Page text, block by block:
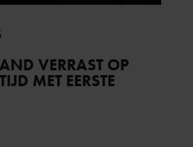
VERRAST OP
MET EERSTE